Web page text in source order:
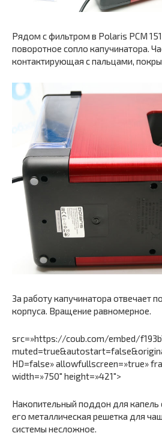
Рядом с фильтром в Polaris PCM
поворотное сопло капучинатора.
контактирующая с пальцами,
За работу капучинатора отвечает
корпуса. Вращение равномерное.
src=»https://coub.com/embed/
HD=false» allowfullscreen=»true»
width=»750″ height=»421″>
Накопительный поддон для
его металлическая решетка для
системы несложное.